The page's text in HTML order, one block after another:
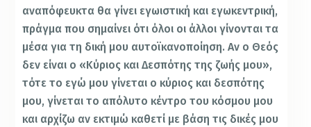
αναπόφευκτα θα γίνει εγωιστική και εγωκεντρική,
πράγμα που σημαίνει ότι όλοι οι άλλοι γίνονται τα
μέσα για τη δική μου αυτοϊκανοποίηση. Αν ο Θεός
δεν είναι ο «Κύριος και Δεσπότης της ζωής μου»,
τότε το εγώ μου γίνεται ο κύριος και δεσπότης
μου, γίνεται το απόλυτο κέντρο του κόσμου μου
και αρχίζω αν εκτιμώ καθετί με βάση τις δικές μου